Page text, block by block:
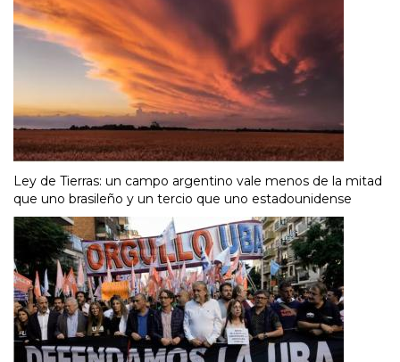
Ley de Tierras: un campo argentino vale menos de la mitad
que uno brasileño y un tercio que uno estadounidense